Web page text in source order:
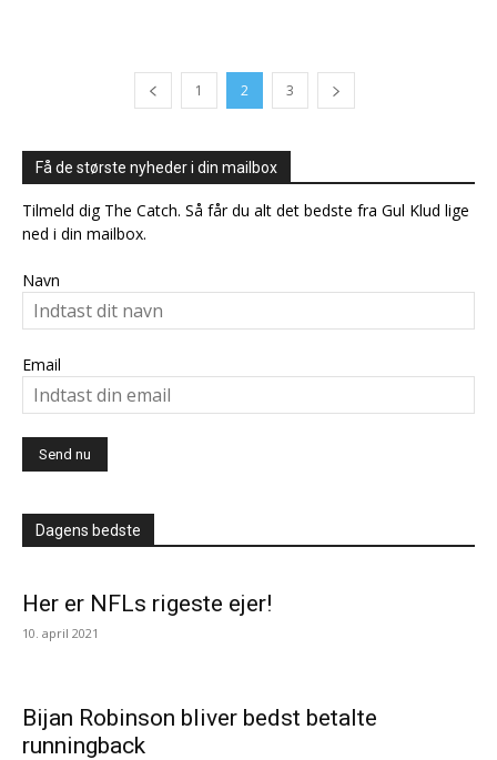
1 2 3
Få de største nyheder i din mailbox
Tilmeld dig The Catch. Så får du alt det bedste fra Gul Klud lige
ned i din mailbox.
Navn
Email
Dagens bedste
Her er NFLs rigeste ejer!
10. april 2021
Bijan Robinson bliver bedst betalte
runningback